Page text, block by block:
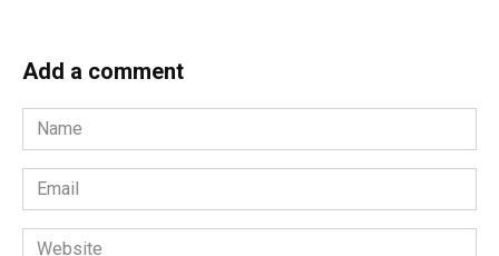
Add a comment
Name
*
Email
*
Website